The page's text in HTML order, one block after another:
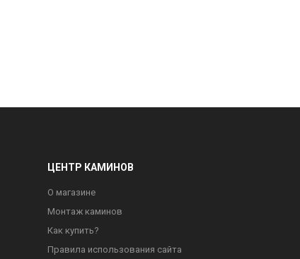
ЦЕНТР КАМИНОВ
О магазине
Монтаж каминов
Как купить?
Правила использования сайта